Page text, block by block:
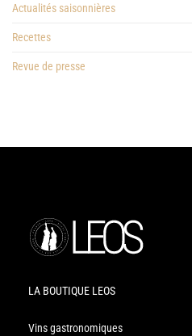
Actualités saisonnières
Recettes
Revue de presse
LA BOUTIQUE LEOS
Vins gastronomiques